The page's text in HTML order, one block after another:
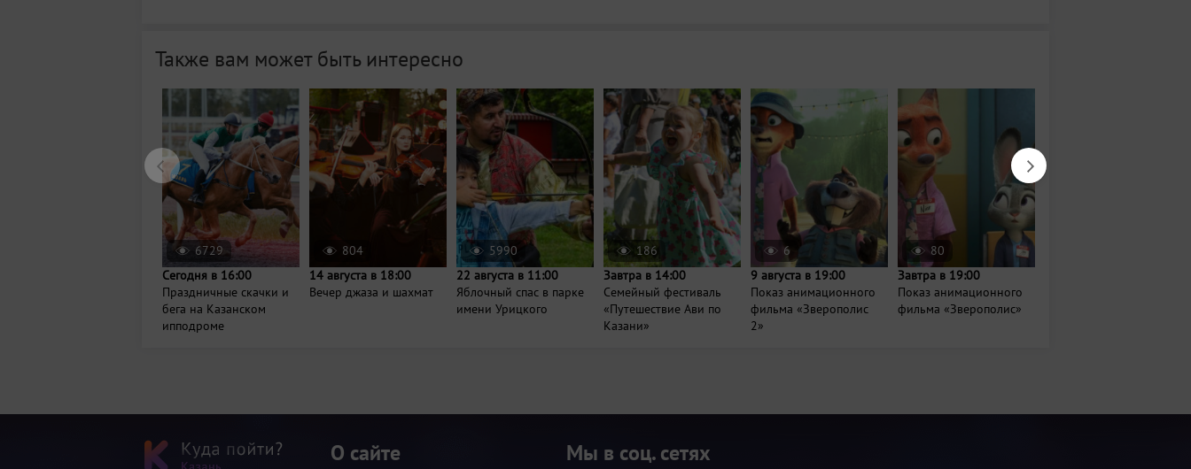
Также вам может быть интересно
6729
Сегодня в 16:00
Праздничные скачки и
бега на Казанском
ипподроме
804
14 августа в 18:00
Вечер джаза и шахмат
5990
22 августа в 11:00
Яблочный спас в парке
имени Урицкого
186
Завтра в 14:00
Семейный фестиваль
«Путешествие Ави по
Казани»
6
9 августа в 19:00
Показ анимационного
фильма «Зверополис
2»
80
Завтра в 19:00
Показ анимационного
фильма «Зверополис»
О сайте Мы в соц. сетях